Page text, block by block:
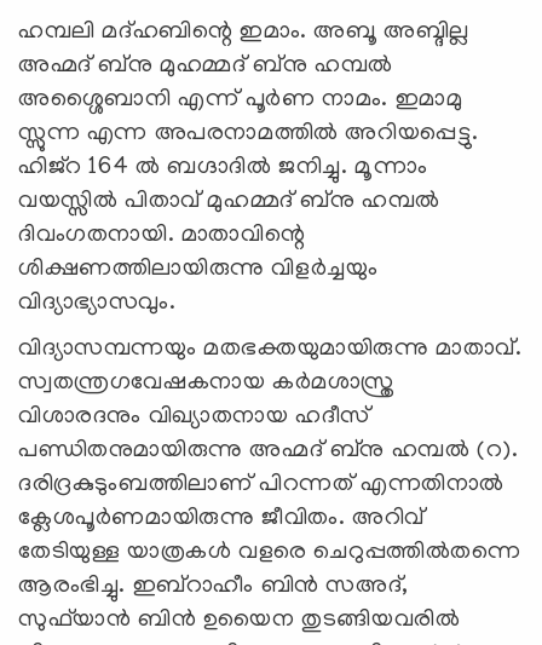
ഹമ്പലി മദ്ഹബിന്റെ ഇമാം. അബൂ അബ്ദില്ല
അഹ്മദ് ബ്‌നു മുഹമ്മദ് ബ്‌നു ഹമ്പല്‍
അശ്ശൈബാനി എന്ന് പൂര്‍ണ നാമം. ഇമാമു
സ്സുന്ന എന്ന അപരനാമത്തില്‍ അറിയപ്പെട്ടു.
ഹിജ്‌റ 164 ല്‍ ബഗ്ദാദില്‍ ജനിച്ചു. മൂന്നാം
വയസ്സില്‍ പിതാവ് മുഹമ്മദ് ബ്‌നു ഹമ്പല്‍
ദിവംഗതനായി. മാതാവിന്റെ
ശിക്ഷണത്തിലായിരുന്നു വിളര്‍ച്ചയും
വിദ്യാഭ്യാസവും.
വിദ്യാസമ്പന്നയും മതഭക്തയുമായിരുന്നു മാതാവ്.
സ്വതന്ത്രഗവേഷകനായ കര്‍മശാസ്ത്ര
വിശാരദനും വിഖ്യാതനായ ഹദീസ്
പണ്ഡിതനുമായിരുന്നു അഹ്മദ് ബ്‌നു ഹമ്പല്‍ (റ).
ദരിദ്രകുടുംബത്തിലാണ് പിറന്നത് എന്നതിനാല്‍
ക്ലേശപൂര്‍ണമായിരുന്നു ജീവിതം. അറിവ്
തേടിയുള്ള യാത്രകള്‍ വളരെ ചെറുപ്പത്തില്‍തന്നെ
ആരംഭിച്ചു. ഇബ്‌റാഹീം ബിന്‍ സഅദ്,
സുഫ്‌യാന്‍ ബിന്‍ ഉയൈന തുടങ്ങിയവരില്‍